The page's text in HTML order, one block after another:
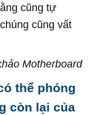
cũng tự
cũng vất
Motherboard
thể phóng
còn lại của